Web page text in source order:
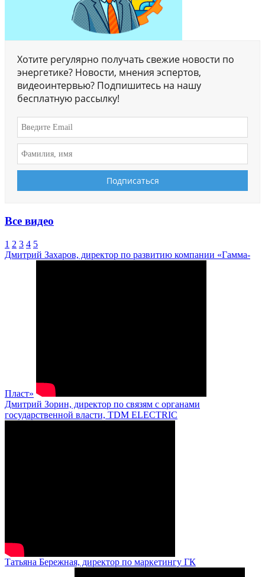
Хотите регулярно получать свежие новости по
энергетике? Новости, мнения эспертов,
видеоинтервью? Подпишитесь на нашу
бесплатную рассылку!
Все видео
1 2 3 4 5
Дмитрий Захаров, директор по развитию компании «Гамма-
Пласт»
Дмитрий Зорин, директор по связям с органами
государственной власти, TDM ELECTRIC
Татьяна Бережная, директор по маркетингу ГК